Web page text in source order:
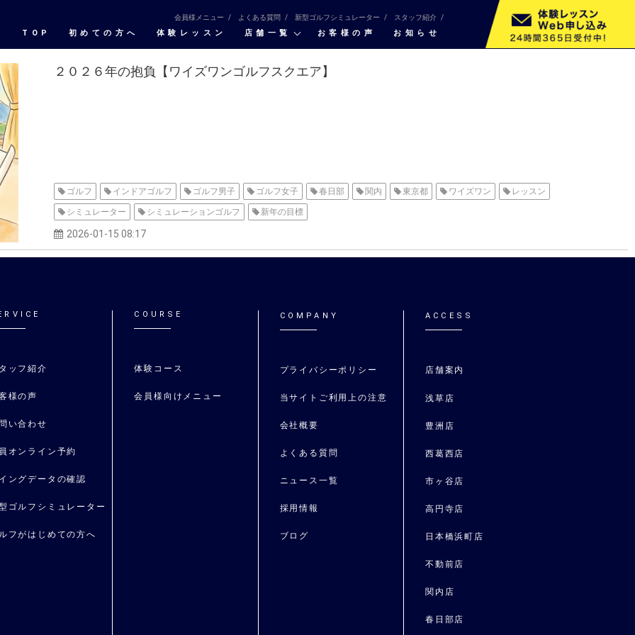
会員様メニュー よくある質問 新型ゴルフシミュレーター スタッフ紹介
TOP 初めての⽅へ 体験レッスン 店舗一覧 お客様の声 お知らせ
２０２６年の抱負【ワイズワンゴルフスクエア】
ゴルフ インドアゴルフ ゴルフ男子 ゴルフ女子 春日部 関内 東京都 ワイズワン レッスン
シミュレーター シミュレーションゴルフ 新年の目標
2026-01-15 08:17
ッフ紹介
様の声
い合わせ
オンライン予約
ングデータの確認
ゴルフシミュレーター
フがはじめての⽅へ
COURSE
体験コース
会員様向けメニュー
COMPANY
プライバシーポリシー
当サイトご利用上の注意
会社概要
よくある質問
ニュース一覧
採用情報
ブログ
ACCESS
店舗案内
浅草店
豊洲店
⻄葛⻄店
市ヶ谷店
高円寺店
日本橋浜町店
不動前店
関内店
春日部店